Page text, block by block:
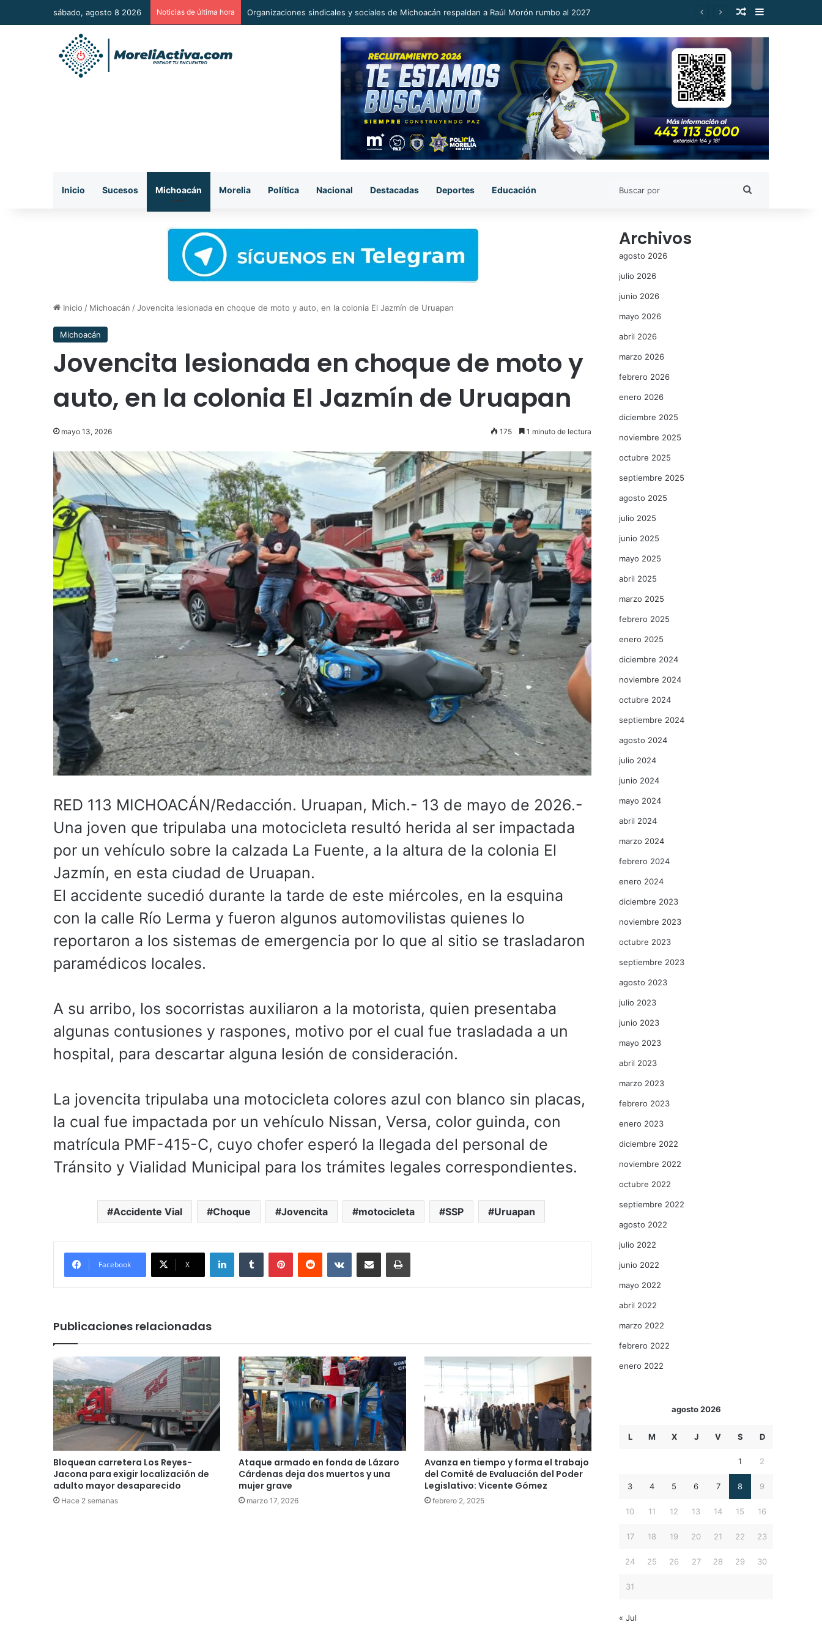
sábado, agosto 8 2026 Noticias de última hora De manera sorpresiva, pasaje del transporte público subió a 12 pesos. Publicación al
Barra lateral
Inicio Sucesos Michoacán Morelia Política Nacional Destacadas Deportes Educación
Inicio / Michoacán /Jovencita lesionada en choque de moto y auto, en la colonia El Jazmín de Uruapan
Michoacán
Jovencita lesionada en choque de moto y
auto, en la colonia El Jazmín de Uruapan
mayo 13, 2026 175 1 minuto de lectura
RED 113 MICHOACÁN/Redacción. Uruapan, Mich.- 13 de mayo de 2026.-
Una joven que tripulaba una motocicleta resultó herida al ser impactada
por un vehículo sobre la calzada La Fuente, a la altura de la colonia El
Jazmín, en esta ciudad de Uruapan.
El accidente sucedió durante la tarde de este miércoles, en la esquina
con la calle Río Lerma y fueron algunos automovilistas quienes lo
reportaron a los sistemas de emergencia por lo que al sitio se trasladaron
paramédicos locales.
A su arribo, los socorristas auxiliaron a la motorista, quien presentaba
algunas contusiones y raspones, motivo por el cual fue trasladada a un
hospital, para descartar alguna lesión de consideración.
La jovencita tripulaba una motocicleta colores azul con blanco sin placas,
la cual fue impactada por un vehículo Nissan, Versa, color guinda, con
matrícula PMF-415-C, cuyo chofer esperó la llegada del personal de
Tránsito y Vialidad Municipal para los trámites legales correspondientes.
Accidente Vial Choque Jovencita motocicleta SSP Uruapan
Facebook X
LinkedInTumblr PinterestReddit VKontakteCompartir por correo electrónicoImprimir
Publicaciones relacionadas
Bloquean carretera Los Reyes-
Jacona para exigir localización de
adulto mayor desaparecido
Hace 2 semanas
Ataque armado en fonda de Lázaro
Cárdenas deja dos muertos y una
mujer grave
marzo 17, 2026
Avanza en tiempo y forma el trabajo
del Comité de Evaluación del Poder
Legislativo: Vicente Gómez
febrero 2, 2025
Archivos
agosto 2026
julio 2026
junio 2026
mayo 2026
abril 2026
marzo 2026
febrero 2026
enero 2026
diciembre 2025
noviembre 2025
octubre 2025
septiembre 2025
agosto 2025
julio 2025
junio 2025
mayo 2025
abril 2025
marzo 2025
febrero 2025
enero 2025
diciembre 2024
noviembre 2024
octubre 2024
septiembre 2024
agosto 2024
julio 2024
junio 2024
mayo 2024
abril 2024
marzo 2024
febrero 2024
enero 2024
diciembre 2023
noviembre 2023
octubre 2023
septiembre 2023
agosto 2023
julio 2023
junio 2023
mayo 2023
abril 2023
marzo 2023
febrero 2023
enero 2023
diciembre 2022
noviembre 2022
octubre 2022
septiembre 2022
agosto 2022
julio 2022
junio 2022
mayo 2022
abril 2022
marzo 2022
febrero 2022
enero 2022
agosto 2026
L M X J V S D
1 2
3 4 5 6 7 8 9
10 11 12 13 14 15 16
17 18 19 20 21 22 23
24 25 26 27 28 29 30
31
« Jul